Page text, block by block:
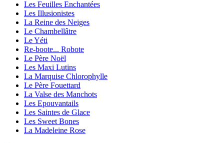
Les Feuilles Enchantées
Les Illusionistes
La Reine des Neiges
Le Chambellâtre
Le Yéti
Re-boote... Robote
Le Père Noël
Les Maxi Lutins
La Marquise Chlorophylle
Le Père Fouettard
La Valse des Manchots
Les Epouvantails
Les Saintes de Glace
Les Sweet Bones
La Madeleine Rose